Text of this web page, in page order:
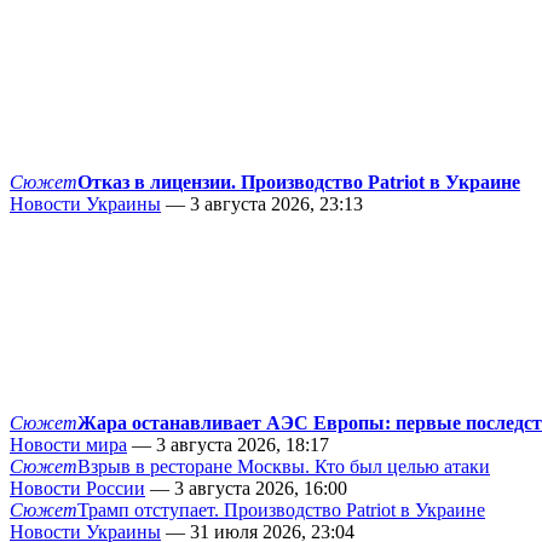
СюжетОтказ в лицензии. Производство Patriot в Украине
Новости Украины — 3 августа 2026, 23:13
СюжетЖара останавливает АЭС Европы: первые
Новости мира — 3 августа 2026, 18:17
СюжетВзрыв в ресторане Москвы. Кто был целью атаки
Новости России — 3 августа 2026, 16:00
СюжетТрамп отступает. Производство Patriot в Украине
Новости Украины — 31 июля 2026, 23:04